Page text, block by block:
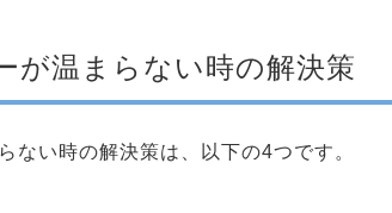
が温まらない時の解決策
ない時の解決策は、以下の4つです。